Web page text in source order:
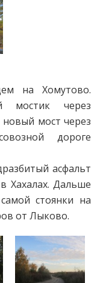
на Хомутово.
мостик через
мост через
дороге
асфальт
Хахалах. Дальше
стоянки на
от Лыково.